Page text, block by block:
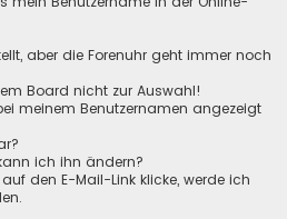
aber die Forenuhr geht immer noch
Board nicht zur Auswahl!
meinem Benutzernamen angezeigt
ich ihn ändern?
den E-Mail-Link klicke, werde ich